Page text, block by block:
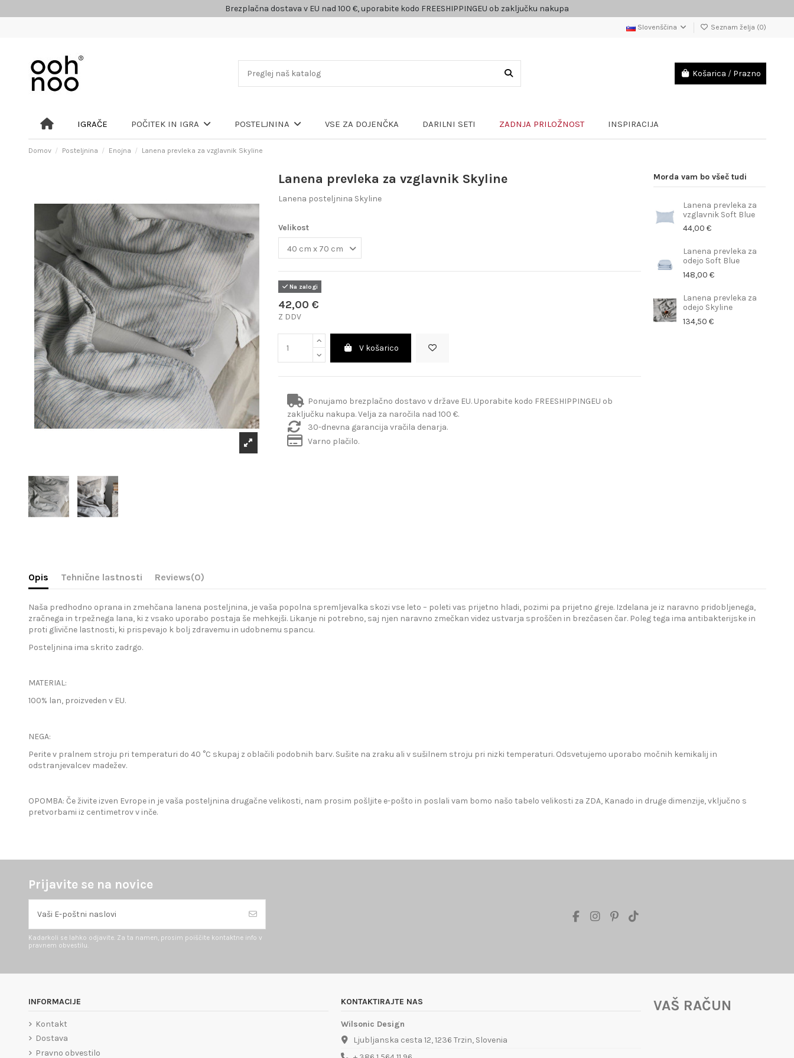
Brezplačna dostava v EU nad 100 €, uporabite kodo FREESHIPPINGEU ob zaključku nakupa
Slovenščina Seznam želja (0)
Košarica / Prazno
IGRAČE POČITEK IN IGRA POSTELJNINA VSE ZA DOJENČKA DARILNI SETI ZADNJA PRILOŽNOST INSPIRACIJA
Domov Posteljnina Enojna Lanena prevleka za vzglavnik Skyline
Lanena prevleka za vzglavnik Skyline
Lanena posteljnina Skyline
Velikost
Na zalogi
42,00 €
Z DDV
V košarico
Ponujamo brezplačno dostavo v države EU. Uporabite kodo FREESHIPPINGEU ob
zaključku nakupa. Velja za naročila nad 100 €.
30-dnevna garancija vračila denarja.
Varno plačilo.
Morda vam bo všeč tudi
Lanena prevleka za
vzglavnik Soft Blue
44,00 €
Lanena prevleka za
odejo Soft Blue
148,00 €
Lanena prevleka za
odejo Skyline
134,50 €
Opis Tehnične lastnosti Reviews(0)
Naša predhodno oprana in zmehčana lanena posteljnina, je vaša popolna spremljevalka skozi vse leto – poleti vas prijetno hladi, pozimi pa prijetno greje. Izdelana je iz naravno pridobljenega,
zračnega in trpežnega lana, ki z vsako uporabo postaja še mehkejši. Likanje ni potrebno, saj njen naravno zmečkan videz ustvarja sproščen in brezčasen čar. Poleg tega ima antibakterijske in
proti glivične lastnosti, ki prispevajo k bolj zdravemu in udobnemu spancu.
Posteljnina ima skrito zadrgo.
MATERIAL:
100% lan, proizveden v EU.
NEGA:
Perite v pralnem stroju pri temperaturi do 40 °C skupaj z oblačili podobnih barv. Sušite na zraku ali v sušilnem stroju pri nizki temperaturi. Odsvetujemo uporabo močnih kemikalij in
odstranjevalcev madežev.
OPOMBA: Če živite izven Evrope in je vaša posteljnina drugačne velikosti, nam prosim pošljite e-pošto in poslali vam bomo našo tabelo velikosti za ZDA, Kanado in druge dimenzije, vključno s
pretvorbami iz centimetrov v inče.
Prijavite se na novice
Kadarkoli se lahko odjavite. Za ta namen, prosim poiščite kontaktne info v
pravnem obvestilu.
INFORMACIJE
Kontakt
Dostava
Pravno obvestilo
KONTAKTIRAJTE NAS
Wilsonic Design
Ljubljanska cesta 12, 1236 Trzin, Slovenia
VAŠ RAČUN